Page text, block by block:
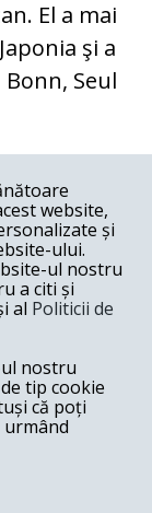
El a mai
şi a
Seul
website,
și
ului.
ul nostru
a citi și
al Politicii de
nostru
tip cookie
că poți
urmând